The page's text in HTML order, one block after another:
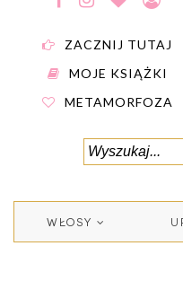
ZACZNIJ TUTAJ
MOJE KSIĄŻKI
METAMORFOZA
WŁOSY